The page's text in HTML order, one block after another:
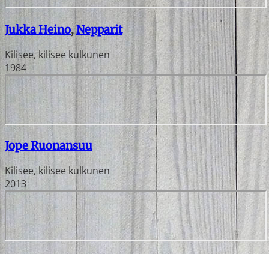
Jukka Heino,Nepparit
Kilisee, kilisee kulkunen
1984
Jope Ruonansuu
Kilisee, kilisee kulkunen
2013